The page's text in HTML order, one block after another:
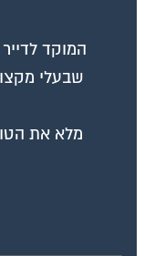
המוקד
שבעלי
מלא את